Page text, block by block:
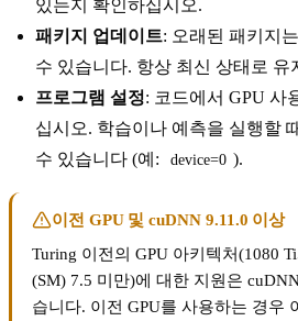
있는지 확인하십시오.
패키지 업데이트: 오래된 패키지
수 있습니다. 항상 최신 상태로 유
프로그램 설정: 코드에서 GPU 사
십시오. 학습이나 예측을 실행할
수 있습니다 (예:
device=0 ).
이전 GPU 및 cuDNN 9.11.0 이상
Turing 이전의 GPU 아키텍처(1080
(SM) 7.5 미만)에 대한 지원은
습니다. 이전 GPU를 사용하는 경우